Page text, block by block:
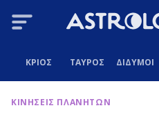
ΚΡΙΟΣ ΤΑΥΡΟΣ ΔΙΔΥΜΟΙ
ΚΙΝΗΣΕΙΣ ΠΛΑΝΗΤΩΝ